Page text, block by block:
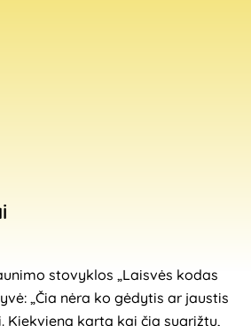
stovyklos „Laisvės kodas
„Čia nėra ko gėdytis ar jaustis
Kiekvieną kartą kai čia sugrįžtu,